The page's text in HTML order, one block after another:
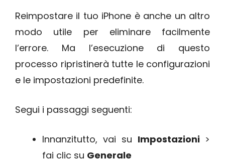
Reimpostare il tuo iPhone è anche un altro
modo utile per eliminare facilmente
l’errore. Ma l’esecuzione di questo
processo ripristinerà tutte le configurazioni
e le impostazioni predefinite.
Segui i passaggi seguenti:
Innanzitutto, vai su Impostazioni >
fai clic su Generale